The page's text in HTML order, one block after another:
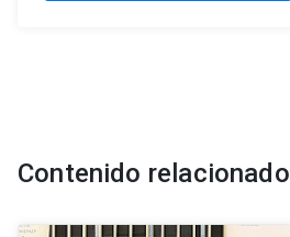
Contenido relacionado